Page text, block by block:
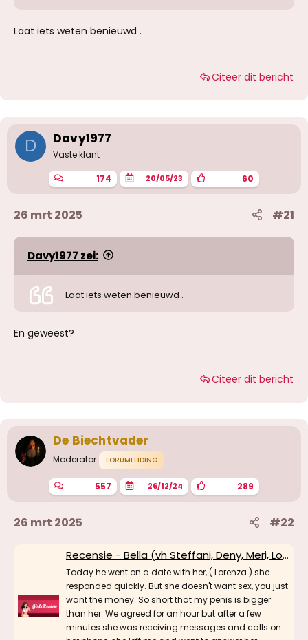
Laat iets weten benieuwd .
Citeer dit bericht
D Davy1977
Vaste klant
174 20/05/23 60
26 mrt 2025 #21
Davy1977 zei:
Laat iets weten benieuwd .
En geweest?
Citeer dit bericht
De Biechtvader
Moderator FORUMLEIDING
557 26/12/24 289
26 mrt 2025 #22
Recensie - Bella (vh Steffani, Deny, Meri, Lorenza), Wetteren (vh Antwerpen, Brugge)
Today he went on a date with her, ( Lorenza ) she
responded quickly. But she doesn't want sex, you just
want the money. So short that my penis is bigger
than her. We agreed for an hour but after a few
minutes she was receiving messages and calls on